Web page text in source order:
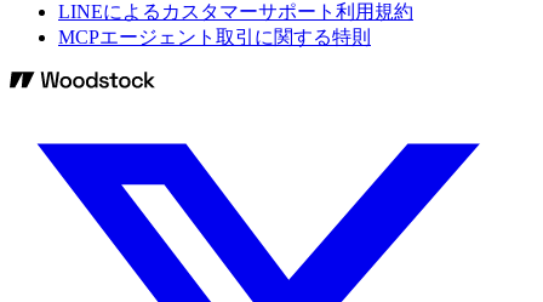
LINEによるカスタマーサポート利用規約
MCPエージェント取引に関する特則